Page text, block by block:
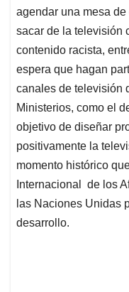
agendar una mesa
sacar de la televisión
contenido racista,
espera que hagan
canales de televisión
Ministerios, como el
objetivo de diseñar
positivamente la
momento histórico
Internacional de los
las Naciones Unidas
desarrollo.